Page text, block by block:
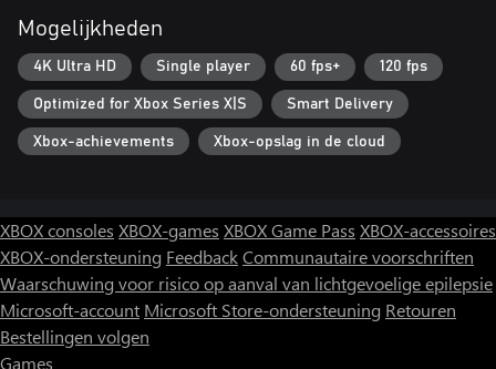
Mogelijkheden
4K Ultra HD Single player 60 fps+ 120 fps
Optimized for Xbox Series X|S Smart Delivery
Xbox-achievements Xbox-opslag in de cloud
XBOX consoles XBOX-games XBOX Game Pass XBOX-accessoires
XBOX-ondersteuning FeedbackCommunautaire voorschriften
Waarschuwing voor risico op aanval van lichtgevoelige epilepsie
Microsoft-account Microsoft Store-ondersteuning Retouren
Bestellingen volgen
Games